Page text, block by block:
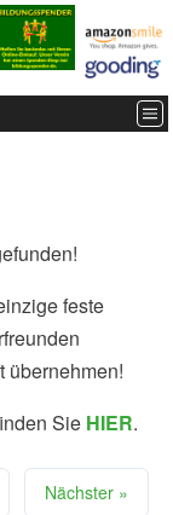
feste
übernehmen!
Sie HIER.
Nächster »